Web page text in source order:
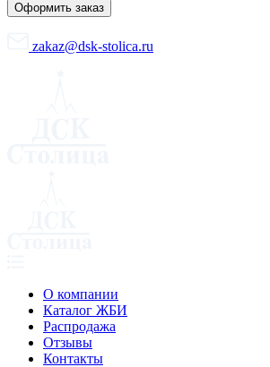
Оформить заказ
zakaz@dsk-stolica.ru
О компании
Каталог ЖБИ
Распродажа
Отзывы
Контакты